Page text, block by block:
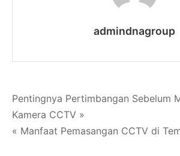
admindnagroup
Navigasi
pos
Pentingnya Pertimbangan Sebelum
Kamera CCTV »
« Manfaat Pemasangan CCTV di